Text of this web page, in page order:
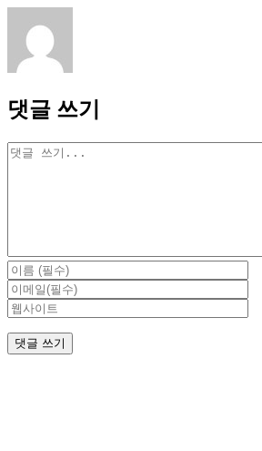
일
댓글 쓰기
댓